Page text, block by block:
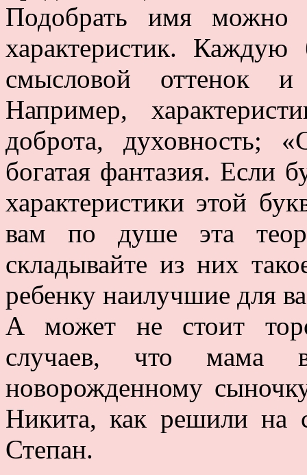
Подобрать имя можно
характеристик. Каждую
смысловой оттенок и
Например,
доброта,
богатая фантазия. Если
характеристики этой
вам по душе эта
складывайте из них
ребенку наилучшие для
А может не стоит
случаев, что мама
новорожденному
Никита, как решили на
Степан.